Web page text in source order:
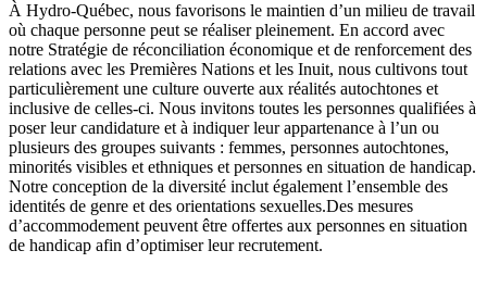
À Hydro-Québec, nous favorisons le maintien d’un milieu de travail
où chaque personne peut se réaliser pleinement. En accord avec
notre Stratégie de réconciliation économique et de renforcement des
relations avec les Premières Nations et les Inuit, nous cultivons tout
particulièrement une culture ouverte aux réalités autochtones et
inclusive de celles-ci. Nous invitons toutes les personnes qualifiées à
poser leur candidature et à indiquer leur appartenance à l’un ou
plusieurs des groupes suivants : femmes, personnes autochtones,
minorités visibles et ethniques et personnes en situation de handicap.
Notre conception de la diversité inclut également l’ensemble des
identités de genre et des orientations sexuelles.Des mesures
d’accommodement peuvent être offertes aux personnes en situation
de handicap afin d’optimiser leur recrutement.